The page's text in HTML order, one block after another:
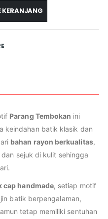
KERANJANG
Parang Tembokan ini
keindahan batik klasik dan
bahan rayon berkualitas,
sejuk di kulit sehingga
cap handmade, setiap motif
batik berpengalaman,
tetap memiliki sentuhan